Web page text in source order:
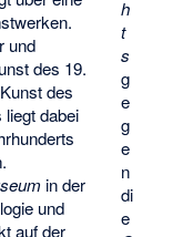
h
t
s
g
e
g
e
n
di
e
und
des 19.
des
dabei
in der
und
auf der